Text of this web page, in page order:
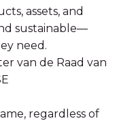
assets, and
sustainable—
need.
van de Raad van
regardless of